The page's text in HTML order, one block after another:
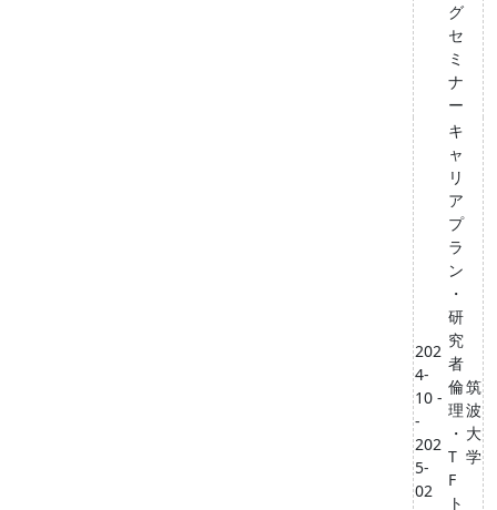
グ
セ
ミ
ナ
ー
202
4-
10 -
-
202
5-
02
キ
ャ
リ
ア
プ
ラ
ン
・
研
究
者
倫
理
・
T
F
ト
筑
波
大
学